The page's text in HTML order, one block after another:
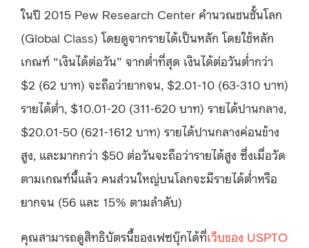
ในปี 2015 Pew Research Center คำนวณชนชั้นโลก
(Global Class) โดยดูจากรายได้เป็นหลัก โดยใช้หลัก
เกณฑ์ “เงินได้ต่อวัน” จากต่ำที่สุด เงินได้ต่อวันต่ำกว่า
$2 (62 บาท) จะถือว่ายากจน, $2.01-10 (63-310 บาท)
รายได้ต่ำ, $10.01-20 (311-620 บาท) รายได้ปานกลาง,
$20.01-50 (621-1612 บาท) รายได้ปานกลางค่อนข้าง
สูง, และมากกว่า $50 ต่อวันจะถือว่ารายได้สูง ซึ่งเมื่อวัด
ตามเกณฑ์นี้แล้ว คนส่วนใหญ่บนโลกจะมีรายได้ต่ำหรือ
ยากจน (56 และ 15% ตามลำดับ)
คุณสามารถดูสิทธิบัตรนี้ของเฟซบุ๊กได้ที่เว็บของ USPTO